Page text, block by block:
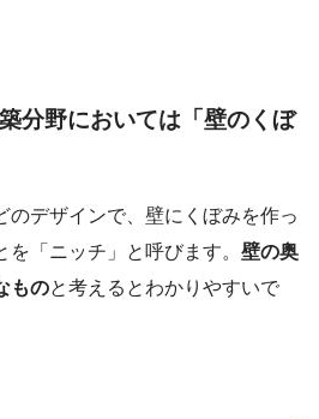
分野においては「壁のくぼ
のデザインで、壁にくぼみを作っ
「ニッチ」と呼びます。 壁の奥
ものと考えるとわかりやすいで